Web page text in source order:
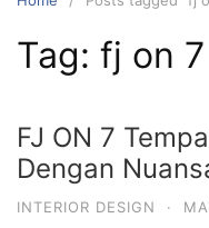
Tag: fj on
FJ ON 7
Dengan
INTERIOR DESIGN ·